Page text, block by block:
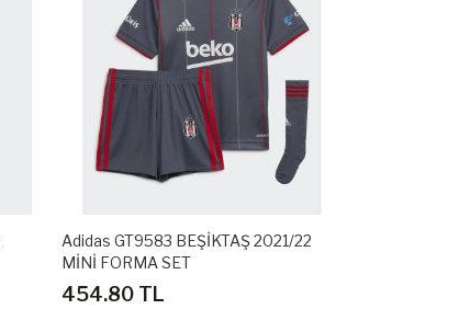
Adidas GT9583 BEŞİKTAŞ 2021/22
MİNİ FORMA SET
454.80 TL